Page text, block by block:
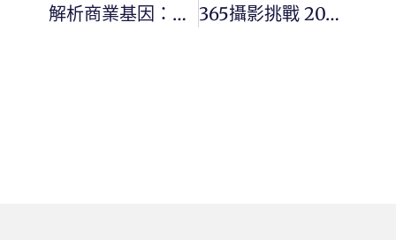
解析商業基因：如何打造一個具衝擊力的 AI 驗證企業 365攝影挑戰 20260514(四)133/365 Day3787